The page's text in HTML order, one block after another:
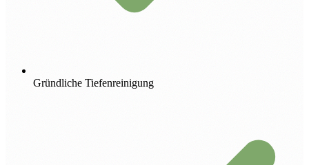
Gründliche Tiefenreinigung